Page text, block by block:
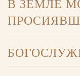
В ЗЕМЛЕ